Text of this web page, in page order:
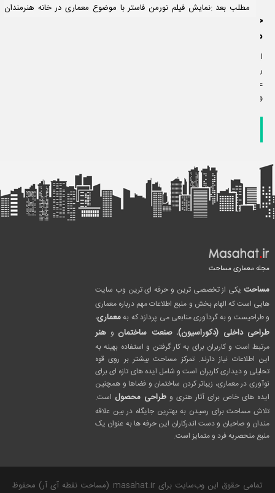
مطلب بعد :نمایش فیلم نورمن فاستر با موضوع معماری در خانه هنرمندان
خبرنامه
مساحت
ایمیل خود
را جهت
عضویت
وارد کنید.
مجله معماری مساحت
مساحت یکی از تخصصی ترین و حرفه ای ترین وب سایت
هایی است که الهام بخش و منبع اطلاعات مهم درباره معماری
و طراحیست و به گردآوری منابعی می پردازد که بهمعماری،
طراحی داخلی (دکوراسیون)،صنعت ساختمان و هنر
مرتبط است و کاربران برای به کار گرفتن و استفاده بهینه به
این اطلاعات نیاز دارند. تمرکز مساحت بیشتر بر روی قوه
تحلیلی و دیداری کاربران است و شامل ایده های تازه ای برای
نوآوری در معماری، زیباتر کردن ساختمان و فضاها و همچنین
ایده های خاص برای آثار هنری و طراحی محصول است.
تلاش مساحت برای رسیدن به بهترین جایگاه در بین علاقه
مندان و صاحبان و دست اندرکاران این حرفه ها به عنوان یک
منبع منحصربه فرد و متمایز است.
تمامی حقوق این وب‌سایت برای masahat.ir (مساحت نقطه آی آر) محفوظ